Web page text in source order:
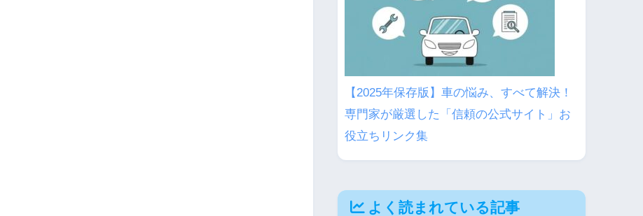
【2025年保存版】車の悩み、すべて解決！
専門家が厳選した「信頼の公式サイト」お
役立ちリンク集
よく読まれている記事